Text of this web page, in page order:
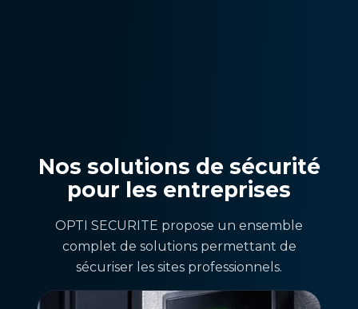
Nos solutions de sécurité
pour les entreprises
OPTI SECURITE propose un ensemble
complet de solutions permettant de
sécuriser les sites professionnels.